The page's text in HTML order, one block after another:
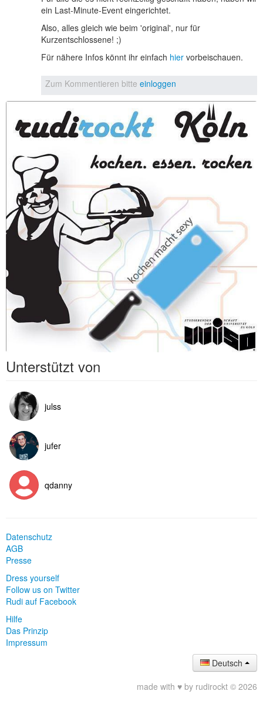
ein Last-Minute-Event eingerichtet.
Also, alles gleich wie beim 'original', nur für
Kurzentschlossene! ;)
Für nähere Infos könnt ihr einfach hier vorbeischauen.
Zum Kommentieren bitte einloggen
Unterstützt von
julss
jufer
qdanny
Datenschutz
AGB
Presse
Dress yourself
Follow us on Twitter
Rudi auf Facebook
Hilfe
Das Prinzip
Impressum
Deutsch
made with ♥ by rudirockt © 2026